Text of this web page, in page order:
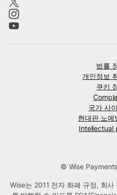
법률
개인정보
쿠키
국가 사
현대판 노예
Intellectual
© Wise
Wise는 2011 전자 화폐 규정, 회사